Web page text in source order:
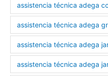
assistencia técnica adega
assistencia técnica adega
assistencia técnica adega
assistencia técnica adega